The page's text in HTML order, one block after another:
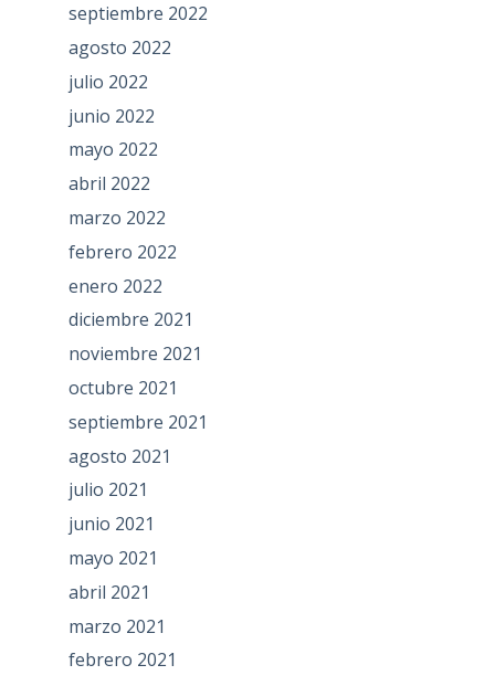
septiembre 2022
agosto 2022
julio 2022
junio 2022
mayo 2022
abril 2022
marzo 2022
febrero 2022
enero 2022
diciembre 2021
noviembre 2021
octubre 2021
septiembre 2021
agosto 2021
julio 2021
junio 2021
mayo 2021
abril 2021
marzo 2021
febrero 2021